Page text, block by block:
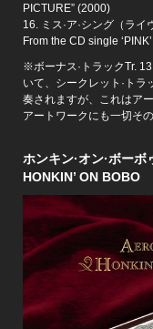
PICTURE” (2000)
16. ミス·ア·シング（ラ
From the CD single
※ボーナス·トラックTr.
いて、シークレット·トラ
奏されますが、これはア
アートワークにも一切そ
ホンキン·オン·ボーボ
HONKIN’ ON BOBO